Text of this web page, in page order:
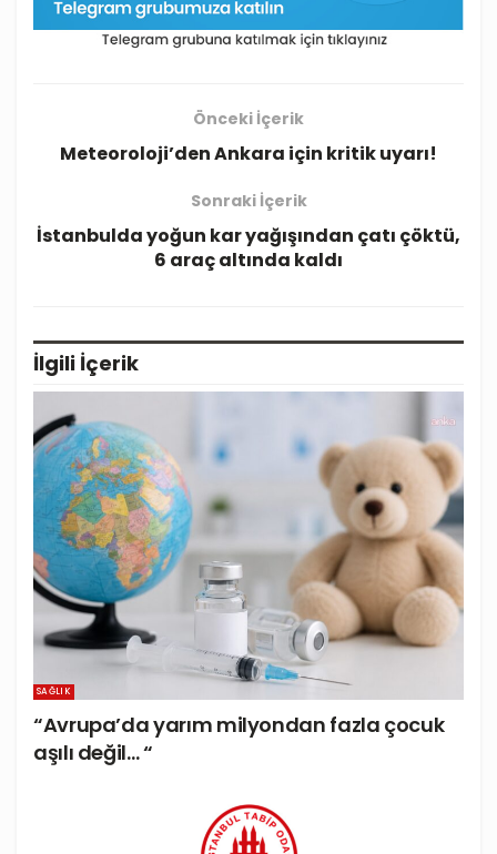
Önceki İçerik
Meteoroloji’den Ankara için kritik uyarı!
Sonraki İçerik
İstanbulda yoğun kar yağışından çatı çöktü,
6 araç altında kaldı
İlgili İçerik
SAĞLIK
“Avrupa’da yarım milyondan fazla çocuk
aşılı değil… “